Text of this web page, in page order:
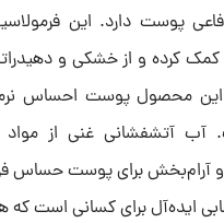
پوست دارد. این
کرده و از خشکی و
این محصول پوست احساس
آب آتشفشانی غنی از مواد
آرام‌بخش برای پوست حساس
ایده‌آل برای کسانی است